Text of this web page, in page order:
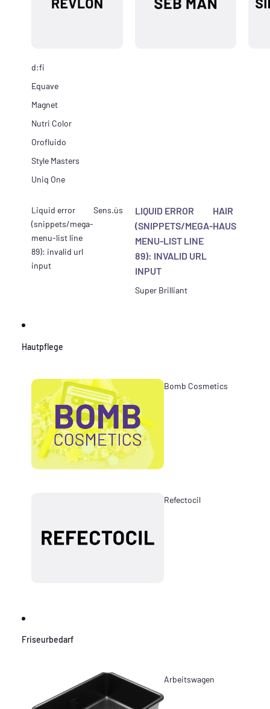
d:fi
Equave
Magnet
Nutri Color
Orofluido
Style Masters
Uniq One
Liquid error
(snippets/mega-
menu-list line
89): invalid url
input
Sens.ùs
LIQUID ERROR
(SNIPPETS/MEGA-
MENU-LIST LINE
89): INVALID URL
INPUT
HAIR
HAUS
Super Brilliant
Hautpflege
Bomb Cosmetics
Refectocil
Friseurbedarf
Arbeitswagen